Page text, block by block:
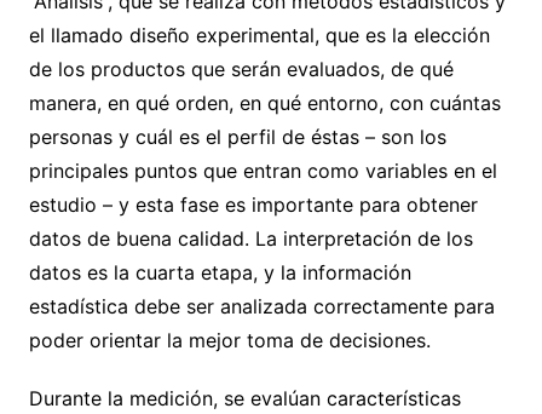
el llamado diseño experimental, que es la elección
de los productos que serán evaluados, de qué
manera, en qué orden, en qué entorno, con cuántas
personas y cuál es el perfil de éstas – son los
principales puntos que entran como variables en el
estudio – y esta fase es importante para obtener
datos de buena calidad. La interpretación de los
datos es la cuarta etapa, y la información
estadística debe ser analizada correctamente para
poder orientar la mejor toma de decisiones.
Durante la medición, se evalúan características